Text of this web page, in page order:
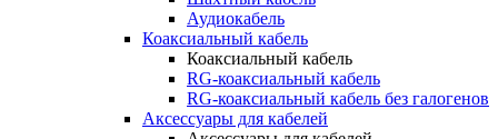
Аудиокабель
Коаксиальный кабель
Коаксиальный кабель
RG-коаксиальный кабель
RG-коаксиальный кабель без галогенов
Аксессуары для кабелей